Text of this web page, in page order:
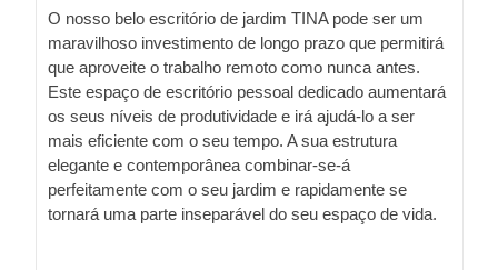
O nosso belo escritório de jardim TINA pode ser um
maravilhoso investimento de longo prazo que permitirá
que aproveite o trabalho remoto como nunca antes.
Este espaço de escritório pessoal dedicado aumentará
os seus níveis de produtividade e irá ajudá-lo a ser
mais eficiente com o seu tempo. A sua estrutura
elegante e contemporânea combinar-se-á
perfeitamente com o seu jardim e rapidamente se
tornará uma parte inseparável do seu espaço de vida.